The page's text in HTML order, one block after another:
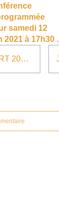
samedi 12
2021 à 17h30 .
SALON MELUSIN'ART 2019 : J-15